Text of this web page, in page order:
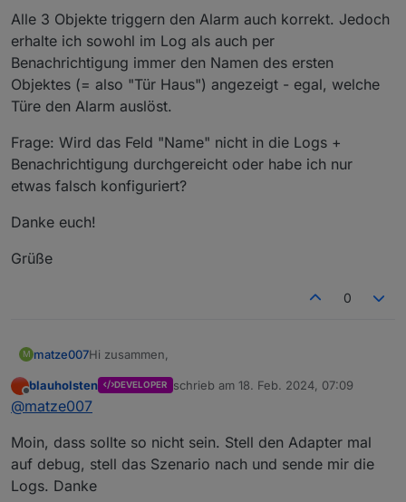
Alle 3 Objekte triggern den Alarm auch korrekt. Jedoch
erhalte ich sowohl im Log als auch per
Benachrichtigung immer den Namen des ersten
Objektes (= also "Tür Haus") angezeigt - egal, welche
Türe den Alarm auslöst.
Frage: Wird das Feld "Name" nicht in die Logs +
Benachrichtigung durchgereicht oder habe ich nur
etwas falsch konfiguriert?
Danke euch!
Grüße
0
M matze007Hi zusammen,
ich arbeite mich gerade in diesen Adapter ein und
habe eine vermutlich einfache Frage...
definiert und ihnen einen eigenen Namen
zugewiesen:
Alle 3 Objekte triggern den Alarm auch korrekt.
Benachrichtigung immer den Namen des ersten
Frage: Wird das Feld "Name" nicht in die Logs +
Offline
blauholsten DEVELOPER schrieb am 18. Feb. 2024, 07:09
zuletzt editiert von
@matze007
Moin, dass sollte so nicht sein. Stell den Adapter mal
auf debug, stell das Szenario nach und sende mir die
Logs. Danke